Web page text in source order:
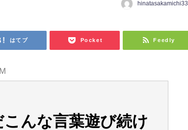
hinatasakamichi33
はてブ Pocket Feedly
んな言葉遊び続け